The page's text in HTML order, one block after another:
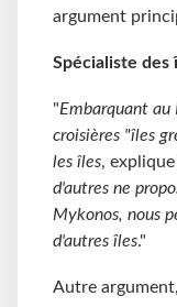
argument
Spécialiste des
"Embarquant au
croisières "îles
les îles,
d'autres ne
Mykonos, nous
d'autres îles."
Autre